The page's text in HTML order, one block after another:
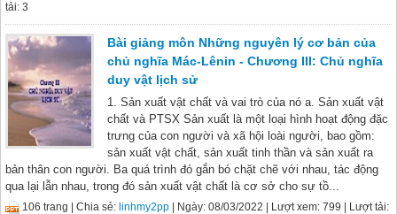
tải: 3
Bài giảng môn Những nguyên lý cơ bản của
chủ nghĩa Mác-Lênin - Chương III: Chủ nghĩa
duy vật lịch sử
1. Sản xuất vật chất và vai trò của nó a. Sản xuất vật
chất và PTSX Sản xuất là một loại hình hoạt động đặc
trưng của con người và xã hội loài người, bao gồm:
sản xuất vật chất, sản xuất tinh thần và sản xuất ra
bản thân con người. Ba quá trình đó gắn bó chặt chẽ với nhau, tác động
qua lại lẫn nhau, trong đó sản xuất vật chất là cơ sở cho sự tồ...
106 trang | Chia sẻ: linhmy2pp | Ngày: 08/03/2022 | Lượt xem: 799 | Lượt tải: